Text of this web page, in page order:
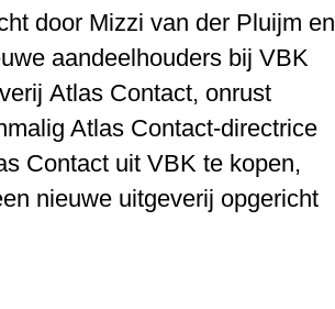
door Mizzi van der Pluijm en
aandeelhouders bij VBK
Atlas Contact, onrust
Atlas Contact-directrice
Contact uit VBK te kopen,
nieuwe uitgeverij opgericht